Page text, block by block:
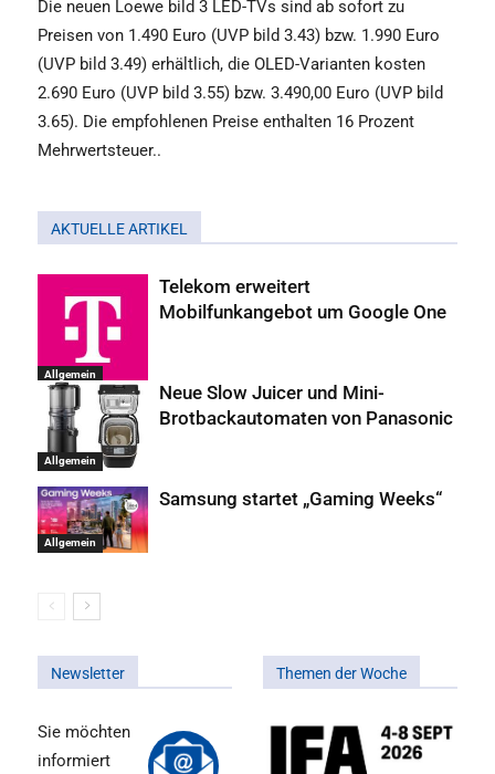
Die neuen Loewe bild 3 LED-TVs sind ab sofort zu
Preisen von 1.490 Euro (UVP bild 3.43) bzw. 1.990 Euro
(UVP bild 3.49) erhältlich, die OLED-Varianten kosten
2.690 Euro (UVP bild 3.55) bzw. 3.490,00 Euro (UVP bild
3.65). Die empfohlenen Preise enthalten 16 Prozent
Mehrwertsteuer..
AKTUELLE ARTIKEL
Allgemein
Telekom erweitert
Mobilfunkangebot um Google One
Allgemein
Neue Slow Juicer und Mini-
Brotbackautomaten von Panasonic
Allgemein
Samsung startet „Gaming Weeks“
Newsletter
Sie möchten
informiert
Themen der Woche